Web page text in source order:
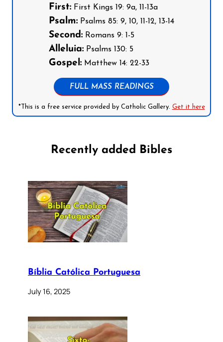
First: First Kings 19: 9a, 11-13a
Psalm: Psalms 85: 9, 10, 11-12, 13-14
Second: Romans 9: 1-5
Alleluia: Psalms 130: 5
Gospel: Matthew 14: 22-33
FULL MASS READINGS
*This is a free service provided by Catholic Gallery. Get it here
Recently added Bibles
Bíblia Católica Portuguesa
July 16, 2025